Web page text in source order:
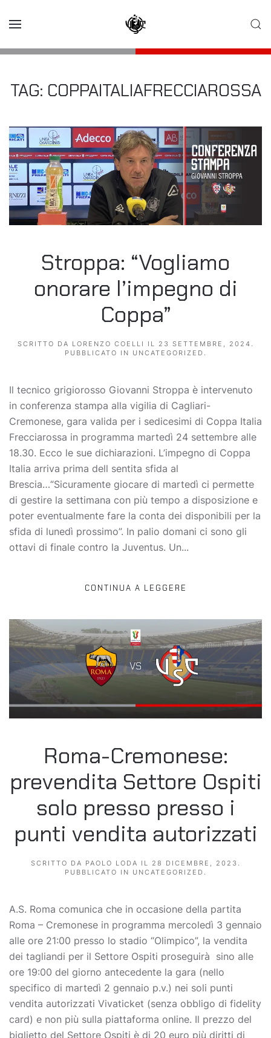
TAG: COPPAITALIAFRECCIAROSSA
Stroppa: “Vogliamo
onorare l’impegno di
Coppa”
SCRITTO DA LORENZO COELLI IL 23 SETTEMBRE, 2024 .
PUBBLICATO IN UNCATEGORIZED .
Il tecnico grigiorosso Giovanni Stroppa è intervenuto
in conferenza stampa alla vigilia di Cagliari-
Cremonese, gara valida per i sedicesimi di Coppa Italia
Frecciarossa in programma martedì 24 settembre alle
18.30. Ecco le sue dichiarazioni. L’impegno di Coppa
Italia arriva prima dell sentita sfida al
Brescia…“Sicuramente giocare di martedì ci permette
di gestire la settimana con più tempo a disposizione e
poter eventualmente fare la conta dei disponibili per la
sfida di lunedì prossimo”. In palio domani ci sono gli
ottavi di finale contro la Juventus. Un...
CONTINUA A LEGGERE
Roma-Cremonese:
prevendita Settore Ospiti
solo presso presso i
punti vendita autorizzati
SCRITTO DA PAOLO LODA IL 28 DICEMBRE, 2023 .
PUBBLICATO IN UNCATEGORIZED .
A.S. Roma comunica che in occasione della partita
Roma – Cremonese in programma mercoledì 3 gennaio
alle ore 21:00 presso lo stadio “Olimpico”, la vendita
dei tagliandi per il Settore Ospiti proseguirà sino alle
ore 19:00 del giorno antecedente la gara (nello
specifico di martedì 2 gennaio p.v.) nei soli punti
vendita autorizzati Vivaticket (senza obbligo di fidelity
card) e non più sulla piattaforma online. Il prezzo del
biglietto del Settore Ospiti è di 20 euro più diritti di